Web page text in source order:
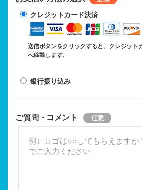
クレジットカード決済
送信ボタンをクリックすると、クレジット
へ移動します。
銀行振り込み
ご質問・コメント